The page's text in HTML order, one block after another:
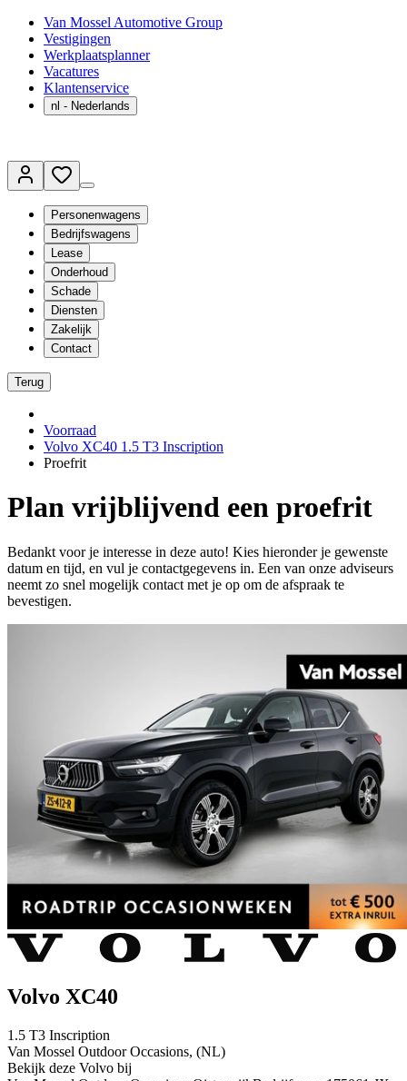
Van Mossel Automotive Group
Vestigingen
Werkplaatsplanner
Vacatures
Klantenservice
nl - Nederlands
Personenwagens
Bedrijfswagens
Lease
Onderhoud
Schade
Diensten
Zakelijk
Contact
Terug
Voorraad
Volvo XC40 1.5 T3 Inscription
Proefrit
Plan vrijblijvend een proefrit
Bedankt voor je interesse in deze auto! Kies hieronder je gewenste
datum en tijd, en vul je contactgegevens in. Een van onze adviseurs
neemt zo snel mogelijk contact met je op om de afspraak te
bevestigen.
Volvo XC40
1.5 T3 Inscription
Van Mossel Outdoor Occasions, (NL)
Bekijk deze Volvo bij